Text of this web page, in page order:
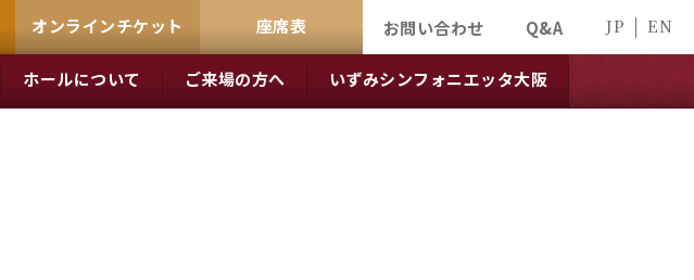
オンラインチケット 座席表 お問い合わせ Q&A JP EN
ホールについて ご来場の方へ いずみシンフォニエッタ大阪